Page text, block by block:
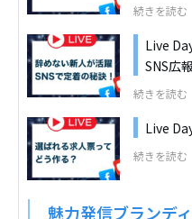
続きを読む
Live
SNS広
続きを読む
Live
続きを読む
魅力発信ブランデ